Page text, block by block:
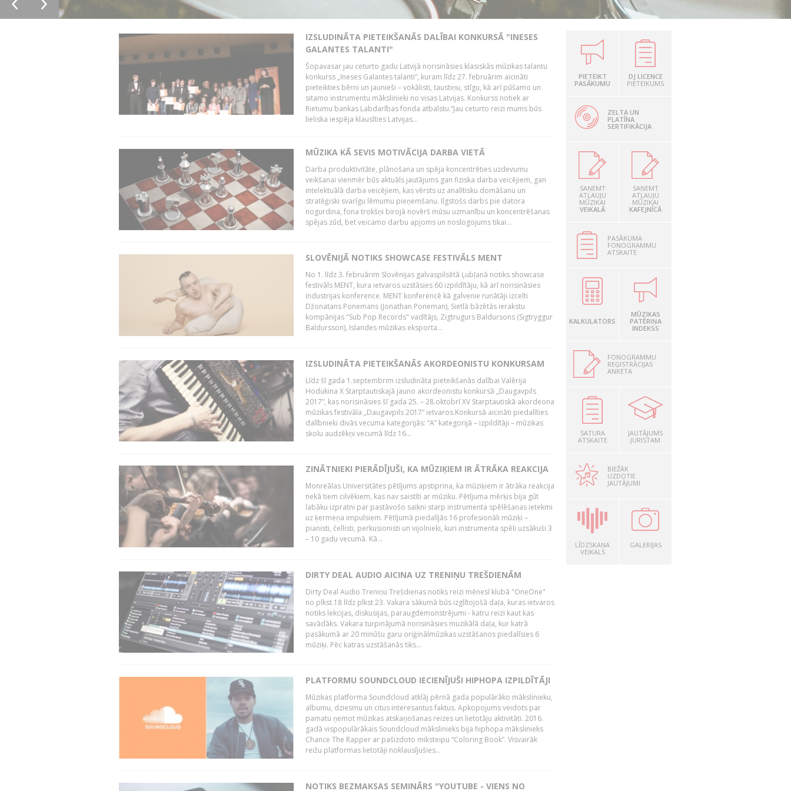
IZSLUDINĀTA PIETEIKŠANĀS DALĪBAI KONKURSĀ "INESES
GALANTES TALANTI"
Šopavasar jau ceturto gadu Latvijā norisināsies klasiskās mūzikas talantu
konkurss „Ineses Galantes talanti”, kuram līdz 27. februārim aicināti
pieteikties bērni un jaunieši – vokālisti, taustiņu, stīgu, kā arī pūšamo un
sitamo instrumentu mākslinieki no visas Latvijas. Konkurss notiek ar
Rietumu bankas Labdarības fonda atbalstu.“Jau ceturto reizi mums būs
lieliska iespēja klausīties Latvijas...
MŪZIKA KĀ SEVIS MOTIVĀCIJA DARBA VIETĀ
Darba produktivitāte, plānošana un spēja koncentrēties uzdevumu
veikšanai vienmēr būs aktuāls jautājums gan fiziska darba veicējiem, gan
intelektuālā darba veicējiem, kas vērsts uz analītisku domāšanu un
stratēģiski svarīgu lēmumu pieņemšanu. Ilgstošs darbs pie datora
nogurdina, fona trokšņi birojā novērš mūsu uzmanību un koncentrēšanas
spējas zūd, bet veicamo darbu apjoms un noslogojums tikai...
SLOVĒNIJĀ NOTIKS SHOWCASE FESTIVĀLS MENT
No 1. līdz 3. februārim Slovēnijas galvaspilsētā Ļubļanā notiks showcase
festivāls MENT, kura ietvaros uzstāsies 60 izpildītāju, kā arī norisināsies
industrijas konference. MENT konferencē kā galvenie runātāji izcelti
Džonatans Ponemans (Jonathan Poneman), Sietlā bāzētās ierakstu
kompānijas "Sub Pop Records" vadītājs, Zigtrugurs Baldursons (Sigtryggur
Baldursson), Islandes mūzikas eksporta...
IZSLUDINĀTA PIETEIKŠANĀS AKORDEONISTU KONKURSAM
Līdz šī gada 1.septembrim izsludināta pieteikšanās dalībai Valērija
Hodukina X Starptautiskajā jauno akordeonistu konkursā „Daugavpils
2017”, kas norisināsies šī gada 25. – 28.oktobrī XV Starptautiskā akordeona
mūzikas festivāla „Daugavpils 2017” ietvaros.Konkursā aicināti piedalīties
dalībnieki divās vecuma kategorijās: “A” kategorijā – izpildītāji – mūzikas
skolu audzēkņi vecumā līdz 16...
ZINĀTNIEKI PIERĀDĪJUŠI, KA MŪZIĶIEM IR ĀTRĀKA REAKCIJA
Monreālas Universitātes pētījums apstiprina, ka mūziķiem ir ātrāka reakcija
nekā tiem cilvēkiem, kas nav saistīti ar mūziku. Pētījuma mērķis bija gūt
labāku izpratni par pastāvošo saikni starp instrumenta spēlēšanas ietekmi
uz ķermeņa impulsiem. Pētījumā piedalījās 16 profesionāli mūziķi –
pianisti, čellisti, perkusionisti un vijolnieki, kuri instrumenta spēli uzsākuši 3
– 10 gadu vecumā. Kā...
DIRTY DEAL AUDIO AICINA UZ TRENIŅU TREŠDIENĀM
Dirty Deal Audio Treniņu Trešdienas notiks reizi mēnesī klubā "OneOne"
no plkst.18 līdz plkst 23. Vakara sākumā būs izglītojošā daļa, kuras ietvaros
notiks lekcijas, diskusijas, paraugdemonstrējumi - katru reizi kaut kas
savādāks. Vakara turpinājumā norisināsies muzikālā daļa, kur katrā
pasākumā ar 20 minūšu garu oriģinālmūzikas uzstāšanos piedalīsies 6
mūziķi. Pēc katras uzstāšanās tiks...
PLATFORMU SOUNDCLOUD IECIENĪJUŠI HIPHOPA IZPILDĪTĀJI
Mūzikas platforma Soundcloud atklāj pērnā gada populārāko mākslinieku,
albumu, dziesmu un citus interesantus faktus. Apkopojums veidots par
pamatu ņemot mūzikas atskaņošanas reizes un lietotāju aktivitāti. 2016.
gadā vispopulārākais Soundcloud mākslinieks bija hiphopa mākslinieks
Chance The Rapper ar pašizdoto miksteipu “Coloring Book”. Visvairāk
reižu platformas lietotāji noklausījušies...
NOTIKS BEZMAKSAS SEMINĀRS "YOUTUBE - VIENS NO
PIETEIKT
PASĀKUMU
DJ LICENCE
PIETEIKUMS
ZELTA UN
PLATĪNA
SERTIFIKĀCIJA
SAŅEMT
ATĻAUJU
MŪZIKAI
VEIKALĀ
SAŅEMT
ATĻAUJU
MŪZIKAI
KAFEJNĪCĀ
PASĀKUMA
FONOGRAMMU
ATSKAITE
KALKULATORS
MŪZIKAS
PATĒRIŅA
INDEKSS
FONOGRAMMU
REĢISTRĀCIJAS
ANKETA
SATURA
ATSKAITE
JAUTĀJUMS
JURISTAM
BIEŽĀK
UZDOTIE
JAUTĀJUMI
LĪDZSKAŅA
VEIKALS
GALERIJAS